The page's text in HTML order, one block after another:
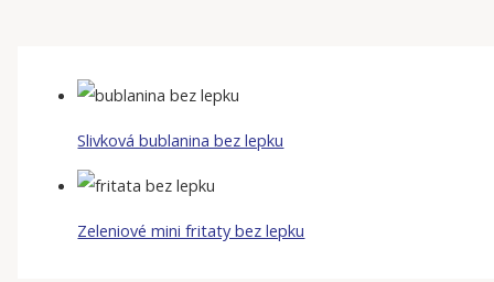
Slivková bublanina bez lepku
Zeleniové mini fritaty bez lepku